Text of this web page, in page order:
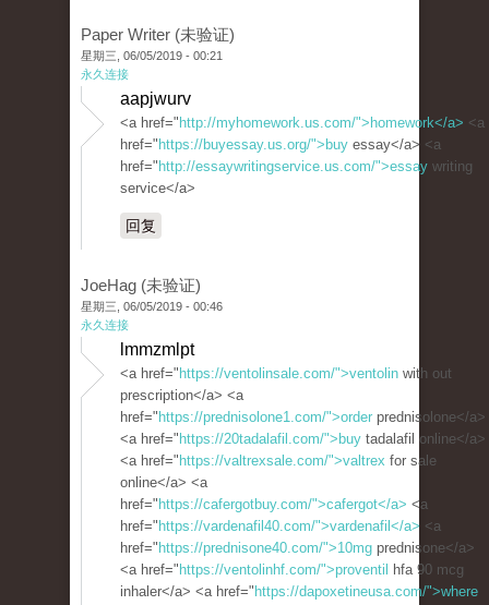
Paper Writer (未验证)
星期三, 06/05/2019 - 00:21
永久连接
aapjwurv
<a href=" http://myhomework.us.com/">homework</a> <a
href=" https://buyessay.us.org/">buy essay</a> <a
href=" http://essaywritingservice.us.com/">essay writing
service</a>
回复
JoeHag (未验证)
星期三, 06/05/2019 - 00:46
永久连接
lmmzmlpt
<a href=" https://ventolinsale.com/">ventolin with out
prescription</a> <a
href=" https://prednisolone1.com/">order prednisolone</a>
<a href=" https://20tadalafil.com/">buy tadalafil online</a>
<a href=" https://valtrexsale.com/">valtrex for sale
online</a> <a
href=" https://cafergotbuy.com/">cafergot</a> <a
href=" https://vardenafil40.com/">vardenafil</a> <a
href=" https://prednisone40.com/">10mg prednisone</a>
<a href=" https://ventolinhf.com/">proventil
hfa 90 mcg
inhaler</a> <a href=" https://dapoxetineusa.com/">where